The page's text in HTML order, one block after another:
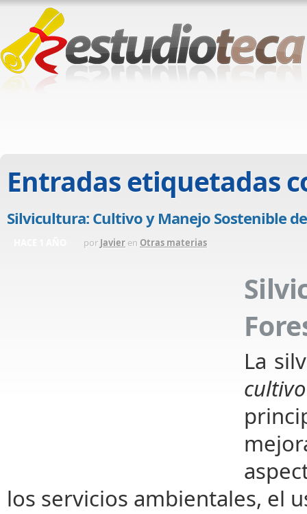
Entradas etiquetadas
Silvicultura: Cultivo y Manejo Sostenible
por Javier en Otras materias
La
los servicios ambientales, el